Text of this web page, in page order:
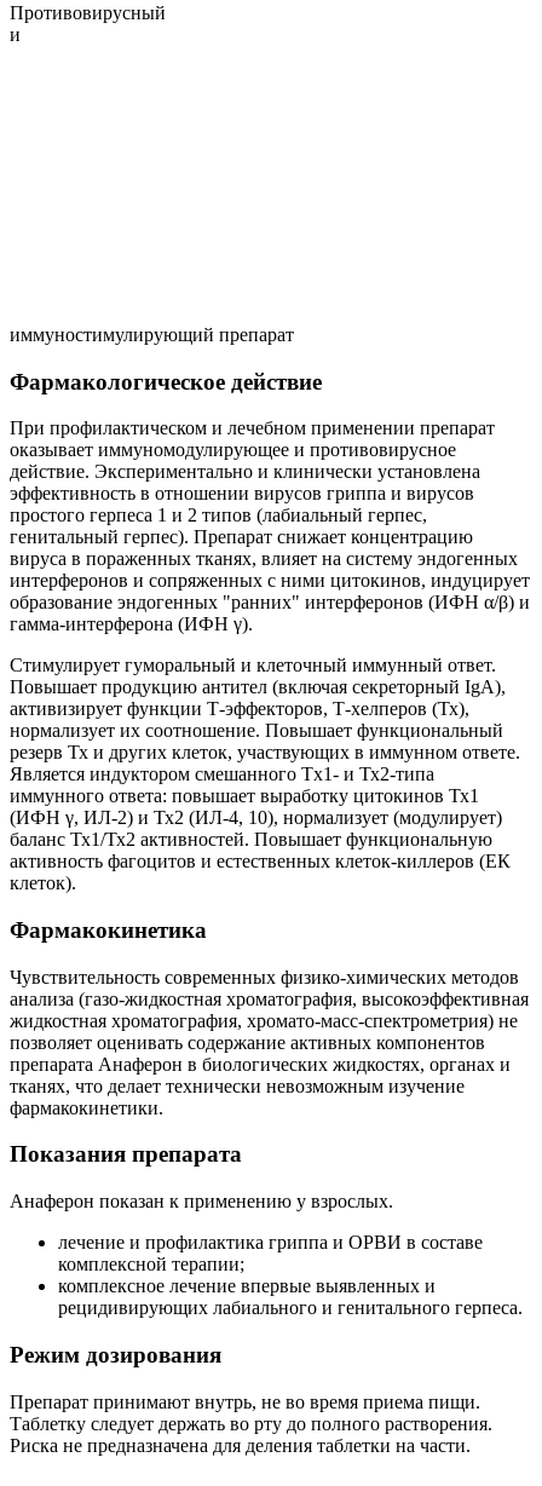
Противовирусный
и
иммуностимулирующий препарат
Фармакологическое действие
При профилактическом и лечебном применении препарат
оказывает иммуномодулирующее и противовирусное
действие. Экспериментально и клинически установлена
эффективность в отношении вирусов гриппа и вирусов
простого герпеса 1 и 2 типов (лабиальный герпес,
генитальный герпес). Препарат снижает концентрацию
вируса в пораженных тканях, влияет на систему эндогенных
интерферонов и сопряженных с ними цитокинов, индуцирует
образование эндогенных "ранних" интерферонов (ИФН α/β) и
гамма-интерферона (ИФН γ).
Стимулирует гуморальный и клеточный иммунный ответ.
Повышает продукцию антител (включая секреторный IgA),
активизирует функции Т-эффекторов, Т-хелперов (Тх),
нормализует их соотношение. Повышает функциональный
резерв Тх и других клеток, участвующих в иммунном ответе.
Является индуктором смешанного Tx1- и Тх2-типа
иммунного ответа: повышает выработку цитокинов Тх1
(ИФН γ, ИЛ-2) и Тх2 (ИЛ-4, 10), нормализует (модулирует)
баланс Тх1/Тх2 активностей. Повышает функциональную
активность фагоцитов и естественных клеток-киллеров (ЕК
клеток).
Фармакокинетика
Чувствительность современных физико-химических методов
анализа (газо-жидкостная хроматография, высокоэффективная
жидкостная хроматография, хромато-масс-спектрометрия) не
позволяет оценивать содержание активных компонентов
препарата Анаферон в биологических жидкостях, органах и
тканях, что делает технически невозможным изучение
фармакокинетики.
Показания препарата
Анаферон показан к применению у взрослых.
лечение и профилактика гриппа и ОРВИ в составе
комплексной терапии;
комплексное лечение впервые выявленных и
рецидивирующих лабиального и генитального герпеса.
Режим дозирования
Препарат принимают внутрь, не во время приема пищи.
Таблетку следует держать во рту до полного растворения.
Риска не предназначена для деления таблетки на части.